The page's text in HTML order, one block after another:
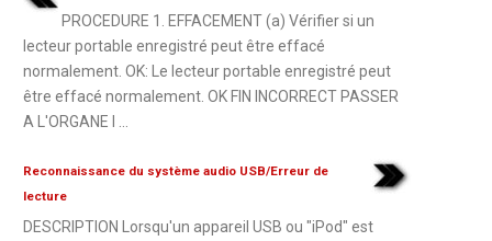
PROCEDURE 1. EFFACEMENT (a) Vérifier si un
lecteur portable enregistré peut être effacé
normalement. OK: Le lecteur portable enregistré peut
être effacé normalement. OK FIN INCORRECT PASSER
A L'ORGANE I ...
Reconnaissance du système audio USB/Erreur de
lecture
DESCRIPTION Lorsqu'un appareil USB ou "iPod" est